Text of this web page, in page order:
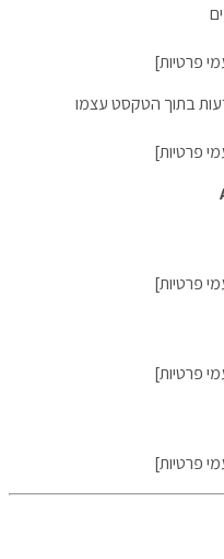
פרטיות]
בתוך הטקסט עצמו
פרטיות]
פרטיות]
פרטיות]
פרטיות]